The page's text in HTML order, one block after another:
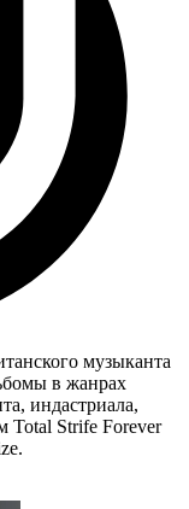
музыканта
в жанрах
индастриала,
Total Strife Forever